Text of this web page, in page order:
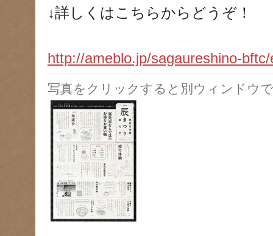
↓詳しくはこちらからどうぞ！
http://ameblo.jp/sagaureshino-
写真をクリックすると別ウィンドウ